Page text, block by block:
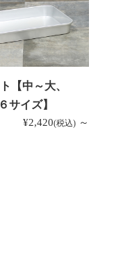
【中～大、
サイズ】
¥2,420(税込) ～